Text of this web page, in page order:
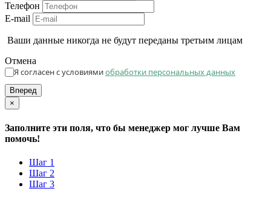
Телефон
E-mail
Ваши данные никогда не будут переданы третьим лицам
Отмена
Я согласен с условиямиобработки персональных данных
Вперед
×
Заполните эти поля, что бы менеджер мог лучше Вам
помочь!
Шаг 1
Шаг 2
Шаг 3